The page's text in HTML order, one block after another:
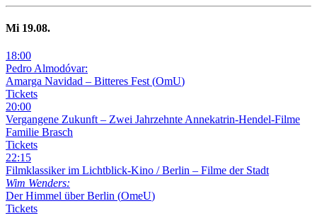
Mi 19.08.
18:00
Pedro Almodóvar:
Amarga Navidad – Bitteres Fest (OmU)
Tickets
20:00
Vergangene Zukunft – Zwei Jahrzehnte Annekatrin-Hendel-Filme
Familie Brasch
Tickets
22:15
Filmklassiker im Lichtblick-Kino /Berlin – Filme der Stadt
Wim Wenders:
Der Himmel über Berlin (OmeU)
Tickets